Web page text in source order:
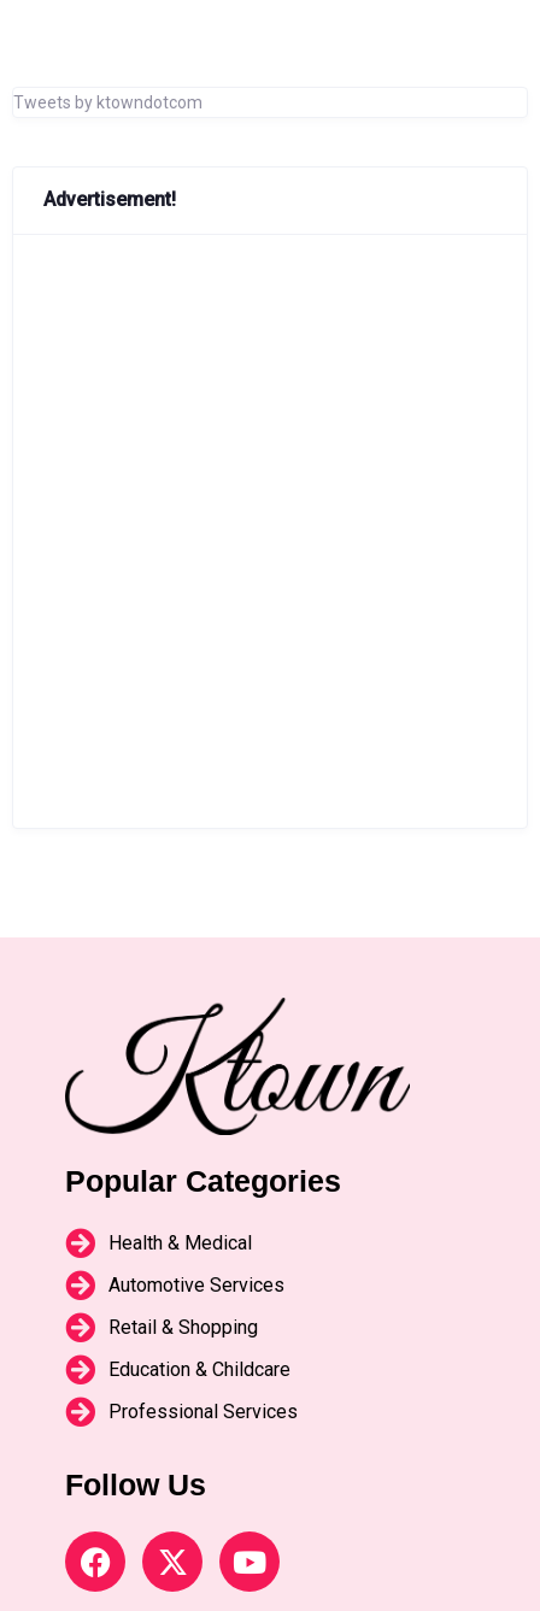
Tweets by ktowndotcom
Advertisement!
Popular Categories
Health & Medical
Automotive Services
Retail & Shopping
Education & Childcare
Professional Services
Follow Us